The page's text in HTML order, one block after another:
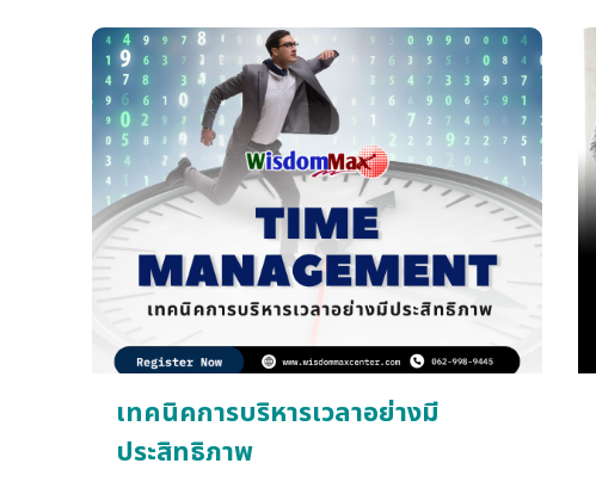
กระบวนการ DEFINE – MEASURE – ANALYZE
– IMPROVE – CONTROL (DMAIC) สำหรับ
หลักสูตรนี้จึงเป็นการแนะนำให้ผู้เข้าอบรมมีความรู้และ
ความเข้าใจเกี่ยวกับเทคนิคการปรับปรุง ด้วย Six
Sigma เพื่อไปเป็นแบวทางในการปรับปรุง
กระบวนการผลิตได้อย่างมีประสิทธิภาพ
เทคนิคการบริหารเวลาอย่างมี
ประสิทธิภาพ